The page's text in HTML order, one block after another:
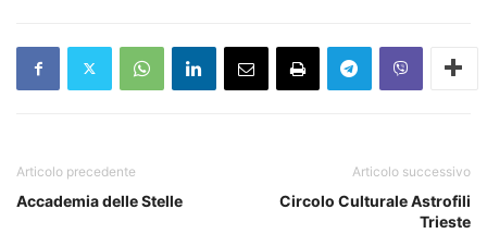
Articolo precedente
Accademia delle Stelle
Articolo successivo
Circolo Culturale Astrofili
Trieste